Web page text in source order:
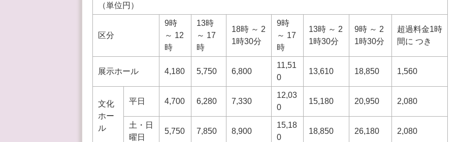
（単位円）
区分
9時
～ 12
時
13時
～ 17
時
18時 ～ 2
1時30分
9時
～ 17
時
13時 ～ 2
1時30分
9時 ～ 2
1時30分
超過料金1時
間に つき
展示ホール 4,180 5,750 6,800
11,51
0
13,610 18,850 1,560
文化
ホー
ル
平日 4,700 6,280 7,330
12,03
0
15,180 20,950 2,080
土・日
曜日
5,750 7,850 8,900
15,18
0
18,850 26,180 2,080